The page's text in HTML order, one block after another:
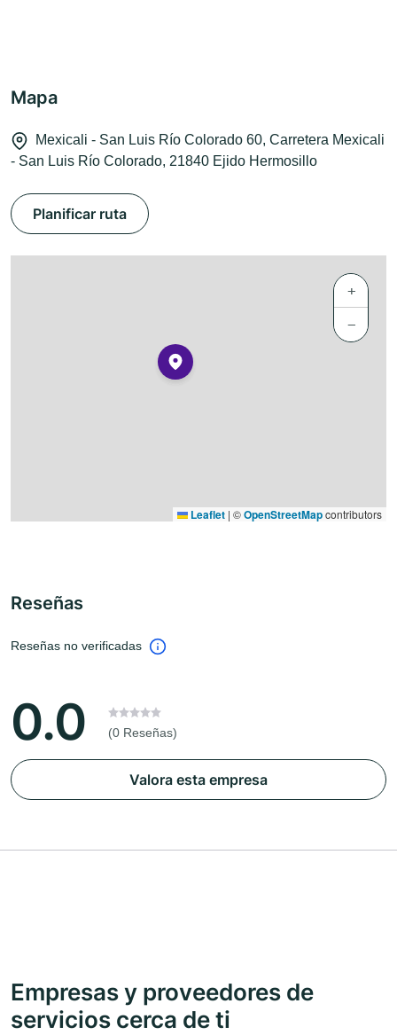
Mapa
Mexicali - San Luis Río Colorado 60, Carretera Mexicali
- San Luis Río Colorado, 21840 Ejido Hermosillo
Planificar ruta
+
−
Leaflet | ©OpenStreetMapcontributors
Reseñas
Reseñas no verificadas
0.0 (0 Reseñas)
Valora esta empresa
Empresas y proveedores de
servicios cerca de ti